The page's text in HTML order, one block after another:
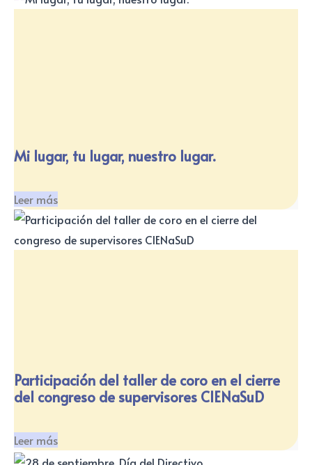
Mi lugar, tu lugar, nuestro lugar.
Leer más
Participación del taller de coro en el cierre
del congreso de supervisores CIENaSuD
Leer más